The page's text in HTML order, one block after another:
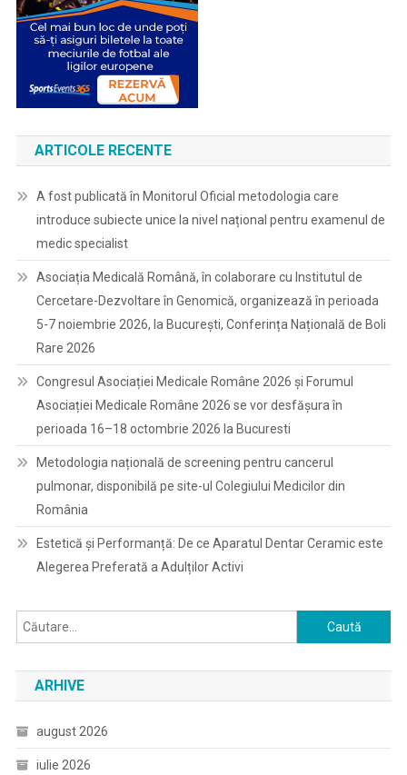
ARTICOLE RECENTE
A fost publicată în Monitorul Oficial metodologia care
introduce subiecte unice la nivel național pentru examenul de
medic specialist
Asociația Medicală Română, în colaborare cu Institutul de
Cercetare-Dezvoltare în Genomică, organizează în perioada
5-7 noiembrie 2026, la București, Conferința Națională de Boli
Rare 2026
Congresul Asociației Medicale Române 2026 și Forumul
Asociației Medicale Române 2026 se vor desfășura în
perioada 16–18 octombrie 2026 la Bucuresti
Metodologia națională de screening pentru cancerul
pulmonar, disponibilă pe site-ul Colegiului Medicilor din
România
Estetică și Performanță: De ce Aparatul Dentar Ceramic este
Alegerea Preferată a Adulților Activi
Caută
după:
ARHIVE
august 2026
iulie 2026